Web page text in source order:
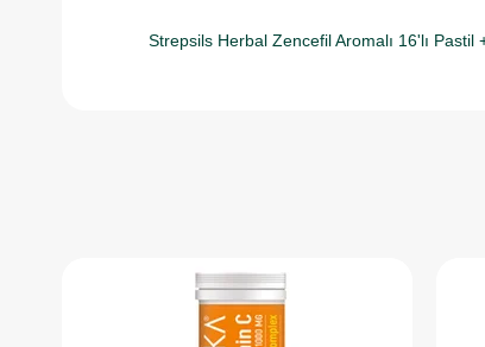
Strepsils Herbal Zencefil Aromalı 16'lı